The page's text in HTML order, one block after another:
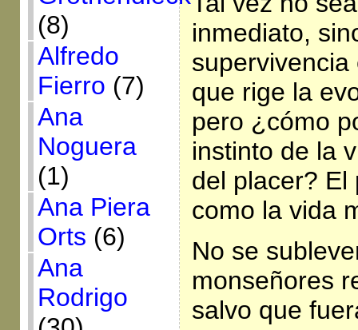
(8)
Alfredo
Fierro (7)
Ana
Noguera
(1)
Ana Piera
Orts (6)
Ana
Rodrigo
inmediato,
que rige la
pero ¿cómo
instinto de la
del placer? El
como la vida
No se
monseñores
salvo que